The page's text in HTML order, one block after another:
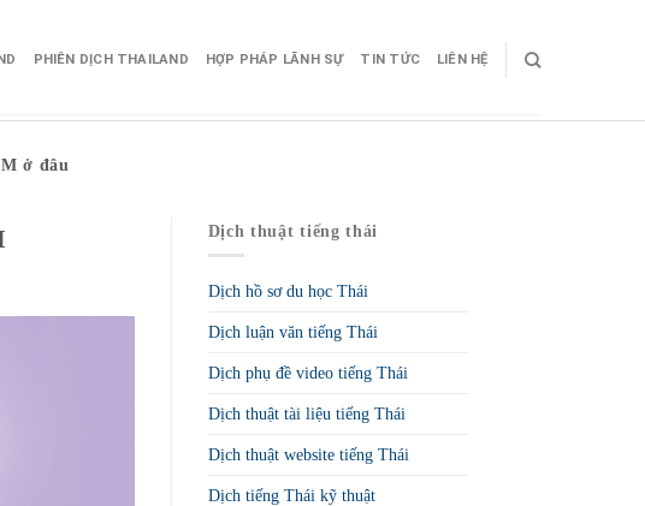
PHIÊN DỊCH THAILAND HỢP PHÁP LÃNH SỰ TIN TỨC LIÊN HỆ
ở đâu
Dịch thuật tiếng thái
Dịch hồ sơ du học Thái
Dịch luận văn tiếng Thái
Dịch phụ đề video tiếng Thái
Dịch thuật tài liệu tiếng Thái
Dịch thuật website tiếng Thái
Dịch tiếng Thái kỹ thuật